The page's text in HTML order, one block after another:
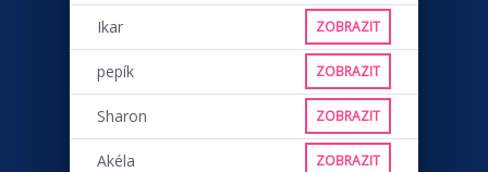
Ikar ZOBRAZIT
pepík ZOBRAZIT
Sharon ZOBRAZIT
Akéla ZOBRAZIT